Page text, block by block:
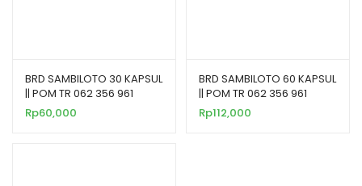
BRD SAMBILOTO 30 KAPSUL
|| POM TR 062 356 961
Rp60,000
BRD SAMBILOTO 60 KAPSUL
|| POM TR 062 356 961
Rp112,000